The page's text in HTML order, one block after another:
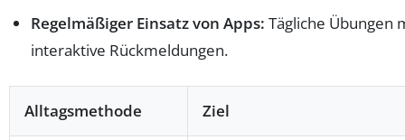
Regelmäßiger Einsatz von Apps: Tägliche Übungen
interaktive Rückmeldungen.
Alltagsmethode Ziel